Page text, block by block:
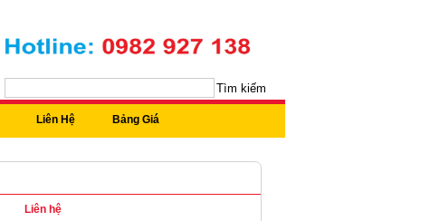
Tìm kiếm
Liên Hệ Bảng Giá
Liên hệ